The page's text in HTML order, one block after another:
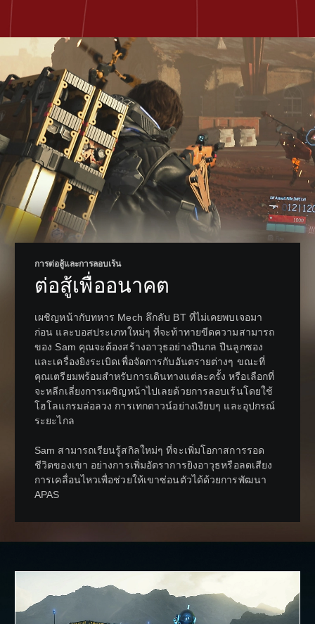
การต่อสู้และการลอบเร้น
ต่อสู้เพื่ออนาคต
เผชิญหน้ากับทหาร Mech ลึกลับ BT ที่ไม่เคยพบเจอมา
ก่อน และบอสประเภทใหม่ๆ ที่จะท้าทายขีดความสามารถ
ของ Sam คุณจะต้องสร้างอาวุธอย่างปืนกล ปืนลูกซอง
และเครื่องยิงระเบิดเพื่อจัดการกับอันตรายต่างๆ ขณะที่
คุณเตรียมพร้อมสำหรับการเดินทางแต่ละครั้ง หรือเลือกที่
จะหลีกเลี่ยงการเผชิญหน้าไปเลยด้วยการลอบเร้นโดยใช้
โฮโลแกรมล่อลวง การเทกดาวน์อย่างเงียบๆ และอุปกรณ์
ระยะไกล
Sam สามารถเรียนรู้สกิลใหม่ๆ ที่จะเพิ่มโอกาสการรอด
ชีวิตของเขา อย่างการเพิ่มอัตราการยิงอาวุธหรือลดเสียง
การเคลื่อนไหวเพื่อช่วยให้เขาซ่อนตัวได้ด้วยการพัฒนา
APAS